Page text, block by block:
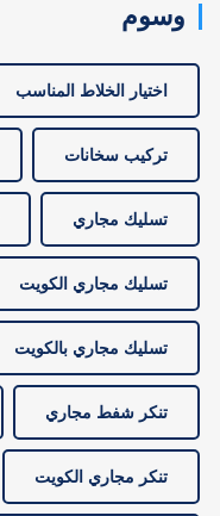
وسوم
اختيار الخلاط المناسب
تركيب سخانات
تسليك مجاري
تسليك مجاري الكويت
تسليك مجاري بالكويت
تنكر شفط مجاري
تنكر مجاري الكويت